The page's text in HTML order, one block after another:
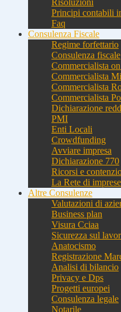
Risoluzioni
Principi contabili
Faq
Consulenza Fiscale
Regime forfettario
Consulenza fiscale
Commercialista
Commercialista
Commercialista
Commercialista
Dichiarazione
PMI
Enti Locali
Crowdfunding
Avviare impresa
Dichiarazione 770
Ricorsi e
La Rete di imprese
Altre Consulenze
Valutazioni di
Business plan
Visura Cciaa
Sicurezza sul
Anatocismo
Registrazione
Analisi di bilancio
Privacy e Dps
Progetti europei
Consulenza legale
Notarile